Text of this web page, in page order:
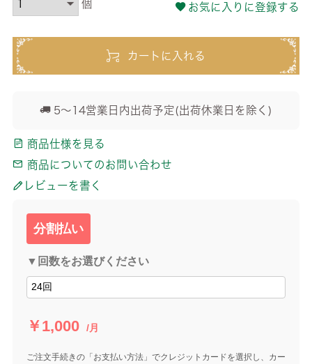
お気に入りに登録する
カートに入れる
5～14営業日内出荷予定(出荷休業日を除く)
商品仕様を見る
商品についてのお問い合わせ
レビューを書く
分割払い
▼回数をお選びください
￥1,000 /月
ご注文手続きの「お支払い方法」でクレジットカードを選択し、カー